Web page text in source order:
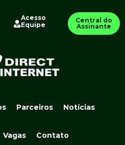
Acesso
Equipe
Central do
Assinante
Parceiros Notícias
Vagas Contato